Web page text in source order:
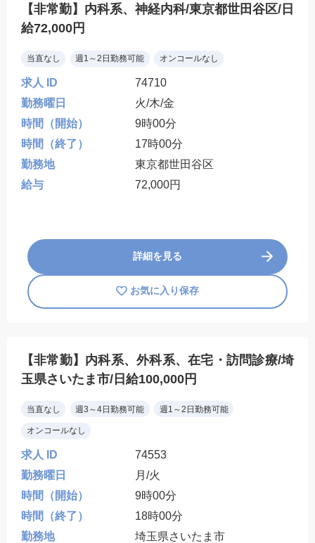
【非常勤】内科系、神経内科/東京都世田谷区/日
給72,000円
当直なし 週1～2日勤務可能 オンコールなし
求人 ID
74710
勤務曜日
火/木/金
時間（開始）
9時00分
時間（終了）
17時00分
勤務地
東京都世田谷区
給与
72,000円
詳細を見る
お気に入り保存
【非常勤】内科系、外科系、在宅・訪問診療/埼
玉県さいたま市/日給100,000円
当直なし 週3～4日勤務可能 週1～2日勤務可能
オンコールなし
求人 ID
74553
勤務曜日
月/火
時間（開始）
9時00分
時間（終了）
18時00分
勤務地
埼玉県さいたま市